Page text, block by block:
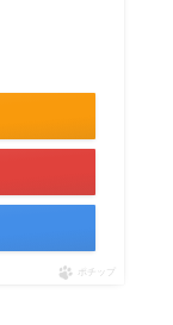
ポチップ